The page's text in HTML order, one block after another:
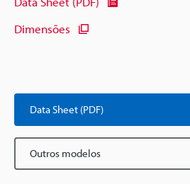
Dimensões
Data Sheet (PDF)
Outros modelos